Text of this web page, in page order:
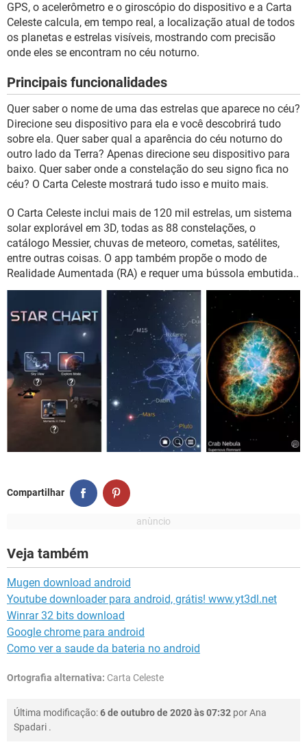
GPS, o acelerômetro e o giroscópio do dispositivo e a Carta
Celeste calcula, em tempo real, a localização atual de todos
os planetas e estrelas visíveis, mostrando com precisão
onde eles se encontram no céu noturno.
Principais funcionalidades
Quer saber o nome de uma das estrelas que aparece no céu?
Direcione seu dispositivo para ela e você descobrirá tudo
sobre ela. Quer saber qual a aparência do céu noturno do
outro lado da Terra? Apenas direcione seu dispositivo para
baixo. Quer saber onde a constelação do seu signo fica no
céu? O Carta Celeste mostrará tudo isso e muito mais.
O Carta Celeste inclui mais de 120 mil estrelas, um sistema
solar explorável em 3D, todas as 88 constelações, o
catálogo Messier, chuvas de meteoro, cometas, satélites,
entre outras coisas. O app também propõe o modo de
Realidade Aumentada (RA) e requer uma bússola embutida..
Compartilhar
Veja também
Mugen download android
Youtube downloader para android, grátis! www.yt3dl.net
Winrar 32 bits download
Google chrome para android
Como ver a saude da bateria no android
Ortografia alternativa: Carta Celeste
Última modificação:6 de outubro de 2020 às 07:32 porAna
Spadari .